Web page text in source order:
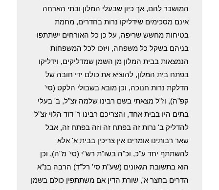
המושכר להם, אך כיון שבעלי המלון ובתי הארחה
אינם מסכימים שידליקו נרות בחדרים, מחמת
בטיחות מחשש שריפה, על כן כל האורחים ישתתפו
בניהם בשקל כל משפחה, ויזכו לכל המשפחות
הנמצאות בבית המלון מן השמן שמדליקים, וידליקו
בפתח בית המלון, להוציא את כולם ידי חובה של
הדלקת נרות חנוכה, וכן מובא בשבולי הלקט (סי'
קפ"ה), וז"ל מצאתי בשם רבינו שלמה זצ"ל, ב' בעלי
בתים היו בבית אחד, והצריכם רבינו ר' דוד הלוי זצ"ל
להדליק ב' נרות זה בפתח זה וזה בפתח זה, אבל
שאר רבותינו אומרים אין צריכין בבית א' אלא
להשתתף יחד ע"כ, וכ"ה בשו"ת רש"י (סי' מ"ה), וכן
הוא בתשובת הגאונים (שע"ת סי' רל"ד) הרבה בנ"א
הדרים בחצר א', שורת הדין אם משתתפין כולם בשמן